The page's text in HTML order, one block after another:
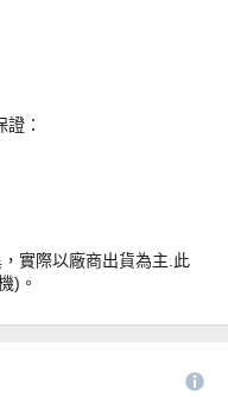
：
實際以廠商出貨為主.此
)。